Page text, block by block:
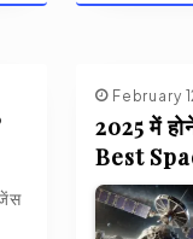
February
2025 में
Best